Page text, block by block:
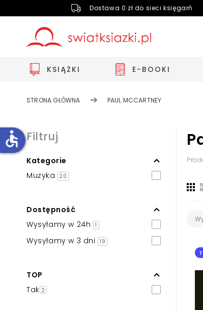
Dostawa 0 zł do sieci księgarń
KSIĄŻKI E-BOOKI
STRONA GŁÓWNA PAUL MCCARTNEY
Filtruj
Kategorie
Muzyka 20
Dostępność
Wysyłamy w 24h
1
Wysyłamy w 3 dni 19
TOP
Tak 2
accessible
Zwiększ rozmiar czcionki
Zmniejsz rozmiar czcionki
Powiększony kursor
Podkreślenie linków